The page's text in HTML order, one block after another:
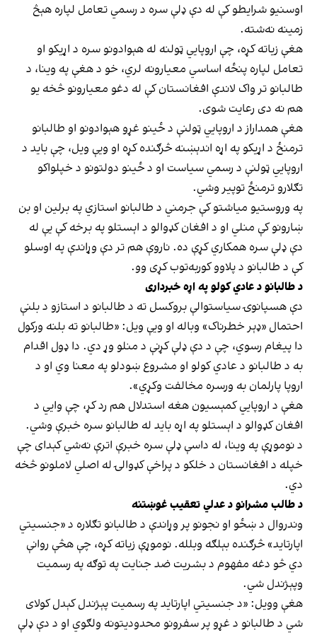
اوسنیو شرایطو کې له دې ډلې سره د رسمي تعامل لپاره هېڅ
زمینه نه‌شته.
هغې زیاته کړه، چې اروپايي ټولنه له هېوادونو سره د اړیکو او
تعامل لپاره پنځه اساسي معیارونه لري، خو د هغې په وینا، د
طالبانو تر واک لاندې افغانستان کې له دغو معیارونو څخه یو
هم نه دی رعایت شوی.
هغې همداراز د اروپايي ټولنې د ځینو غړو هېوادونو او طالبانو
ترمنځ د اړیکو په اړه اندېښنه څرګنده کړه او ویې ویل، چې باید د
اروپايي ټولنې د رسمي سیاست او د ځینو دولتونو د خپلواکو
تګلارو ترمنځ توپیر وشي.
په وروستیو میاشتو کې جرمني د طالبانو استازي په برلین او بن
ښارونو کې منلي او د افغان کډوالو د اېستلو په برخه کې یې له
دې ډلې سره همکاري کړې ده. ناروې هم تر دې وړاندې په اوسلو
کې د طالبانو د پلاوو کوربه‌توب کړی وو.
د طالبانو د عادي کولو په اړه خبرداری
دې هسپانوۍ سیاستوالې بروکسل ته د طالبانو د استازو د بلنې
احتمال «ډېر خطرناک» وباله او ویې ویل: «طالبانو ته بلنه ورکول
دا پیغام رسوي، چې د دې ډلې کړنې د منلو وړ دي. دا ډول اقدام
به د طالبانو د عادي کولو او مشروع ښودلو په معنا وي او د
اروپا پارلمان به ورسره مخالفت وکړي».
هغې د اروپايي کمېسیون هغه استدلال هم رد کړ، چې وایي د
افغان کډوالو د اېستلو په اړه باید له طالبانو سره خبرې وشي.
د نوموړې په وینا، له داسې ډلې سره خبرې اترې نه‌شي کېدای چې
خپله د افغانستان د خلکو د پراخې کډوالۍ له اصلي لاملونو څخه
دي.
د طالب مشرانو د عدلي تعقیب غوښتنه
وندر‌وال د ښځو او نجونو پر وړاندې د طالبانو تګلاره د «جنسیتي
اپارتاید» څرګنده بېلګه وبلله. نوموړې زیاته کړه، چې هڅې روانې
دي څو دغه مفهوم د بشریت ضد جنایت په توګه په رسمیت
وپېژندل شي.
هغې وویل: «د جنسیتي اپارتاید په رسمیت پېژندل کېدل کولای
شي د طالبانو د غړو پر سفرونو محدودیتونه ولګوي او د دې ډلې